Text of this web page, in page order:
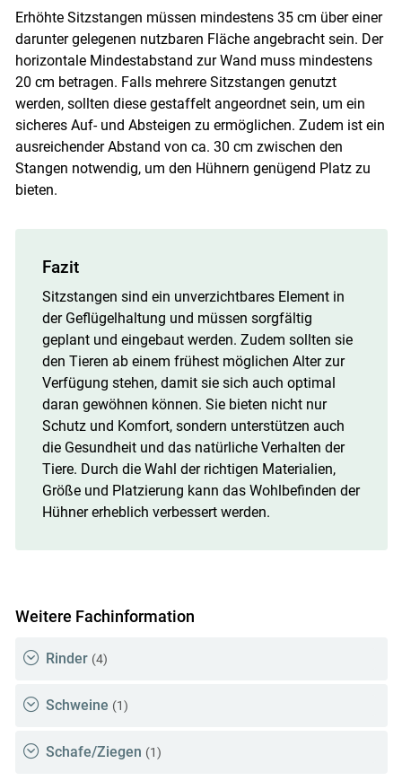
Erhöhte Sitzstangen müssen mindestens 35 cm über einer
darunter gelegenen nutzbaren Fläche angebracht sein. Der
horizontale Mindestabstand zur Wand muss mindestens
20 cm betragen. Falls mehrere Sitzstangen genutzt
werden, sollten diese gestaffelt angeordnet sein, um ein
sicheres Auf- und Absteigen zu ermöglichen. Zudem ist ein
ausreichender Abstand von ca. 30 cm zwischen den
Stangen notwendig, um den Hühnern genügend Platz zu
bieten.
Fazit
Sitzstangen sind ein unverzichtbares Element in
der Geflügelhaltung und müssen sorgfältig
geplant und eingebaut werden. Zudem sollten sie
den Tieren ab einem frühest möglichen Alter zur
Verfügung stehen, damit sie sich auch optimal
daran gewöhnen können. Sie bieten nicht nur
Schutz und Komfort, sondern unterstützen auch
die Gesundheit und das natürliche Verhalten der
Tiere. Durch die Wahl der richtigen Materialien,
Größe und Platzierung kann das Wohlbefinden der
Hühner erheblich verbessert werden.
Weitere Fachinformation
Rinder (4)
Schweine (1)
Schafe/Ziegen (1)